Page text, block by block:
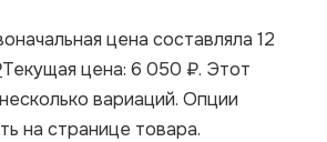
цена составляла 12
Текущая цена: 6 050 ₽. Этот
вариаций. Опции
на странице товара.